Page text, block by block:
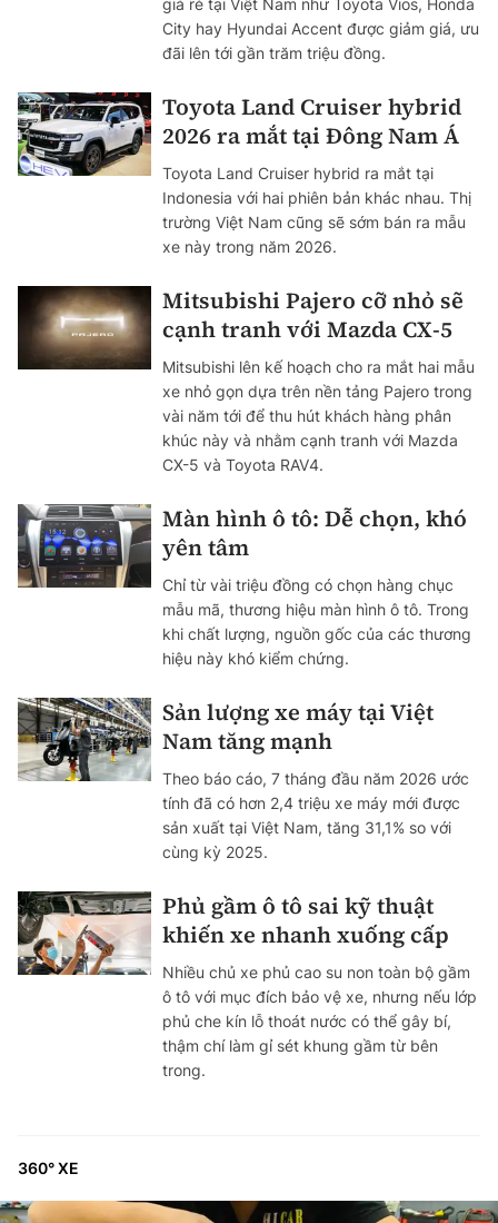
giá rẻ tại Việt Nam như Toyota Vios, Honda
City hay Hyundai Accent được giảm giá, ưu
đãi lên tới gần trăm triệu đồng.
Toyota Land Cruiser hybrid
2026 ra mắt tại Đông Nam Á
Toyota Land Cruiser hybrid ra mắt tại
Indonesia với hai phiên bản khác nhau. Thị
trường Việt Nam cũng sẽ sớm bán ra mẫu
xe này trong năm 2026.
Mitsubishi Pajero cỡ nhỏ sẽ
cạnh tranh với Mazda CX-5
Mitsubishi lên kế hoạch cho ra mắt hai mẫu
xe nhỏ gọn dựa trên nền tảng Pajero trong
vài năm tới để thu hút khách hàng phân
khúc này và nhằm cạnh tranh với Mazda
CX-5 và Toyota RAV4.
Màn hình ô tô: Dễ chọn, khó
yên tâm
Chỉ từ vài triệu đồng có chọn hàng chục
mẫu mã, thương hiệu màn hình ô tô. Trong
khi chất lượng, nguồn gốc của các thương
hiệu này khó kiểm chứng.
Sản lượng xe máy tại Việt
Nam tăng mạnh
Theo báo cáo, 7 tháng đầu năm 2026 ước
tính đã có hơn 2,4 triệu xe máy mới được
sản xuất tại Việt Nam, tăng 31,1% so với
cùng kỳ 2025.
Phủ gầm ô tô sai kỹ thuật
khiến xe nhanh xuống cấp
Nhiều chủ xe phủ cao su non toàn bộ gầm
ô tô với mục đích bảo vệ xe, nhưng nếu lớp
phủ che kín lỗ thoát nước có thể gây bí,
thậm chí làm gỉ sét khung gầm từ bên
trong.
360° XE